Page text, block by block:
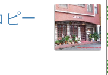
ー